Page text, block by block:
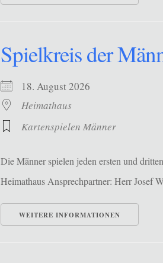
Spielkreis der
18. August 2026
Heimathaus
Kartenspielen Männer
Die Männer spielen jeden ersten und
Heimathaus Ansprechpartner: Herr Josef
WEITERE INFORMATIONEN